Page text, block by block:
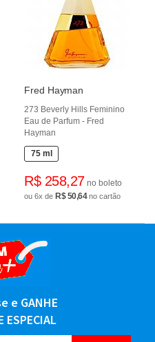
Fred Hayman
273 Beverly Hills Feminino
Eau de Parfum - Fred
Hayman
75 ml
R$ 258,27 no boleto
ou 6x de R$ 50,64no cartão
e GANHE
ESPECIAL